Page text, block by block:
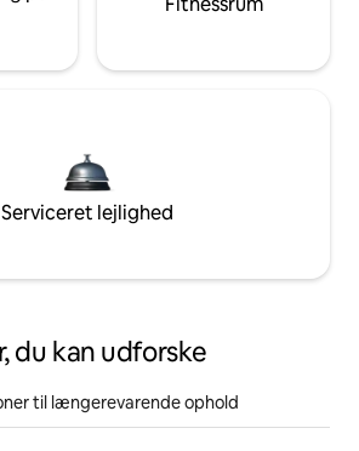
Serviceret lejlighed
du kan udforske
til længerevarende ophold